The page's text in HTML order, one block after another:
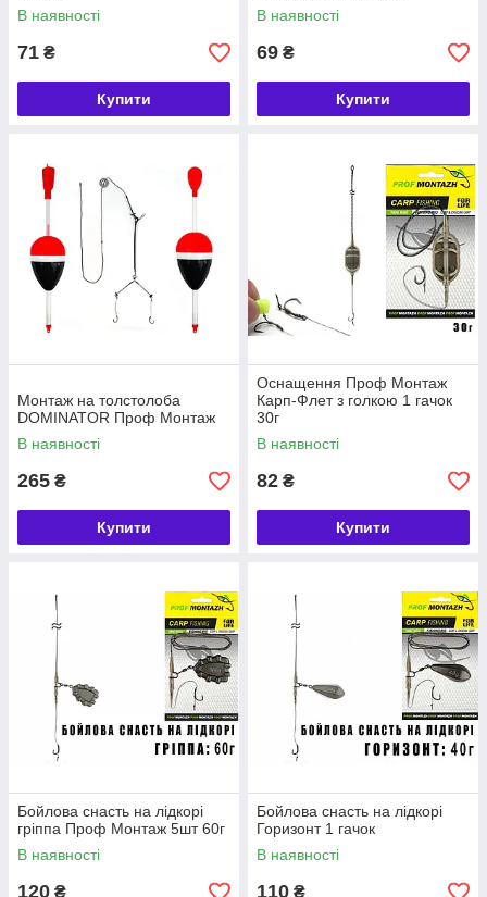
В наявності
71 ₴
Купити
В наявності
69 ₴
Купити
Монтаж на толстолоба
DOMINATOR Проф Монтаж
В наявності
265 ₴
Купити
Оснащення Проф Монтаж
Карп-Флет з голкою 1 гачок
30г
В наявності
82 ₴
Купити
Бойлова снасть на лідкорі
гріппа Проф Монтаж 5шт 60г
В наявності
120 ₴
Бойлова снасть на лідкорі
Горизонт 1 гачок
В наявності
110 ₴